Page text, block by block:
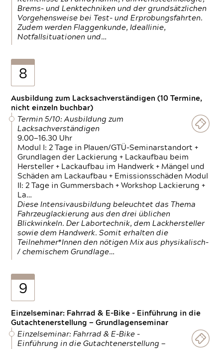
Brems- und Lenktechniken und der grundsätzlichen
Vorgehensweise bei Test- und Erprobungsfahrten.
Zudem werden Flaggenkunde, Ideallinie,
Notfallsituationen und…
8
Ausbildung zum Lacksachverständigen (10 Termine,
nicht einzeln buchbar)
Termin 5/10: Ausbildung zum
Lacksachverständigen
9.00—16.30 Uhr
Modul I: 2 Tage in Plauen/GTÜ-Seminarstandort +
Grundlagen der Lackierung + Lackaufbau beim
Hersteller + Lackaufbau im Handwerk + Mängel und
Schäden am Lackaufbau + Emissionsschäden Modul
II: 2 Tage in Gummersbach + Workshop Lackierung +
La…
Diese Intensivausbildung beleuchtet das Thema
Fahrzeuglackierung aus den drei üblichen
Blickwinkeln. Der Labortechnik, dem Lackhersteller
sowie dem Handwerk. Somit erhalten die
Teilnehmer*Innen den nötigen Mix aus physikalisch-
/ chemischem Grundlage…
9
Einzelseminar: Fahrrad & E-Bike - Einführung in die
Gutachtenerstellung — Grundlagenseminar
Einzelseminar: Fahrrad & E-Bike -
Einführung in die Gutachtenerstellung —